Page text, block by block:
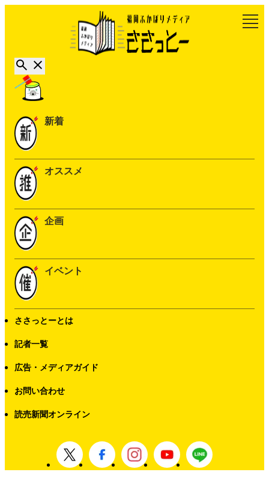
新着
オススメ
企画
イベント
ささっとーとは
記者一覧
広告・メディアガイド
お問い合わせ
読売新聞オンライン